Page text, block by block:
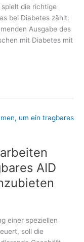
die richtige
bei Diabetes zählt:
Ausgabe des
mit Diabetes mit
AID
einer speziellen
soll die